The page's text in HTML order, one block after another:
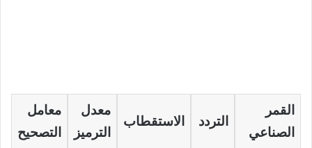
القمر
الصناعي
التردد الاستقطاب
معدل
الترميز
معامل
التصحيح